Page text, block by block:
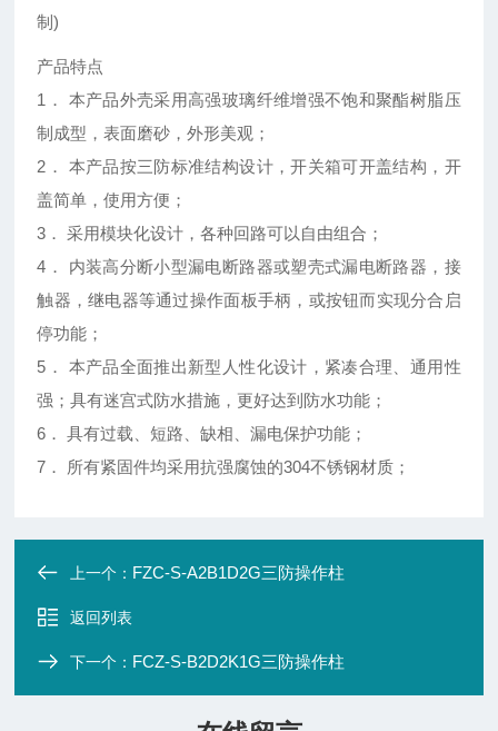
制)
产品特点
1． 本产品外壳采用高强玻璃纤维增强不饱和聚酯树脂压
制成型，表面磨砂，外形美观；
2． 本产品按三防标准结构设计，开关箱可开盖结构，开
盖简单，使用方便；
3． 采用模块化设计，各种回路可以自由组合；
4． 内装高分断小型漏电断路器或塑壳式漏电断路器，接
触器，继电器等通过操作面板手柄，或按钮而实现分合启
停功能；
5． 本产品全面推出新型人性化设计，紧凑合理、通用性
强；具有迷宫式防水措施，更好达到防水功能；
6． 具有过载、短路、缺相、漏电保护功能；
7． 所有紧固件均采用抗强腐蚀的304不锈钢材质；
上一个： FZC-S-A2B1D2G三防操作柱
返回列表
下一个： FCZ-S-B2D2K1G三防操作柱